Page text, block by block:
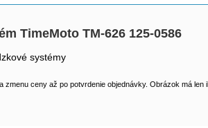
TimeMoto TM-626 125-0586
systémy
zmenu ceny až po potvrdenie objednávky. Obrázok má len